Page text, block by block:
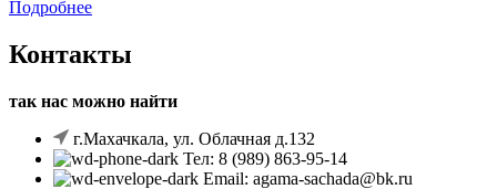
Подробнее
Контакты
так нас можно найти
г.Махачкала, ул. Облачная д.132
Тел: 8 (989) 863-95-14
Email: agama-sachada@bk.ru